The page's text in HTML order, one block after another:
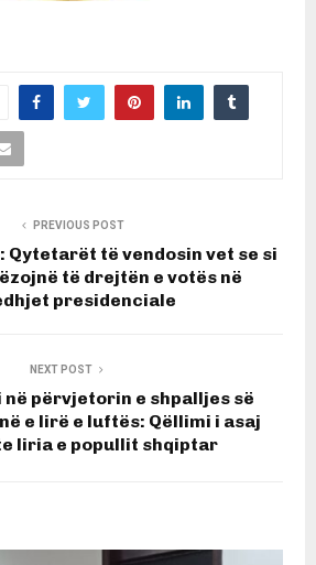
PREVIOUS POST
Qytetarët të vendosin vet se si
të drejtën e votës në
presidenciale
NEXT POST
në përvjetorin e shpalljes së
e lirë e luftës: Qëllimi i asaj
liria e popullit shqiptar